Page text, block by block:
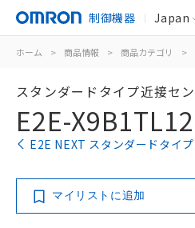
制御機器 Japan
ホーム > 商品情報 > 商品カテゴリ >
スタンダードタイプ近接セ
E2E-
E2E NEXT スタンダードタイ
マイリストに追加